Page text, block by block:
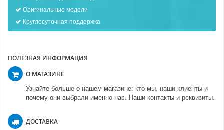
Оригинальные модели
Круглосуточная поддержка
ПОЛЕЗНАЯ ИНФОРМАЦИЯ
О МАГАЗИНЕ
Узнайте больше о нашем магазине: кто мы, наши клиенты и
почему они выбрали именно нас. Наши контакты и реквизиты.
ДОСТАВКА